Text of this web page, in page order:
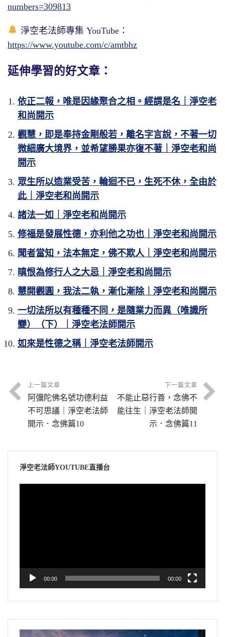
numbers=309813
淨空老法師專集 YouTube：
https://www.youtube.com/c/amtbhz
延伸學習的好文章：
依正二報，唯是因緣聚合之相。經謂是名｜淨空老
和尚開示
觀慧，即是奉持金剛般若，離名字言說，不著一切
微細廣大境界，並希望勝果亦復不著｜淨空老和尚
開示
眾生所以造業受苦，輪迴不已，生死不休，全由於
此｜淨空老和尚開示
諸法一如｜淨空老和尚開示
修福是發展性德，亦利他之功也｜淨空老和尚開示
聞者當知，法本無定，佛不欺人｜淨空老和尚開示
瞋恨為修行人之大忌｜淨空老和尚開示
慧開觀圓，我法二執，漸化漸除｜淨空老和尚開示
一切法所以有種種不同，是隨業力而異（唯識所
變）（下）｜淨空老法師開示
如來是性德之稱｜淨空老法師開示
上一篇文章
阿彌陀佛名號功德利益
不可思議｜淨空老法師
開示．念佛篇10
下一篇文章
不能止惡行善，念佛不
能往生｜淨空老法師開
示．念佛篇11
淨空老法師YOUTUBE直播台
00:00 00:00